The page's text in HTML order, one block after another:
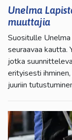
Unelma
muuttajia
Suositulle
seuraavaa
jotka
erityisesti
juuriin